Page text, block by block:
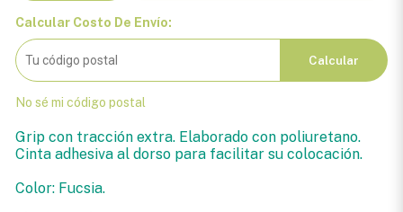
Calcular Costo De Envío:
Calcular
No sé mi código postal
Grip con tracción extra. Elaborado con poliuretano.
Cinta adhesiva al dorso para facilitar su colocación.
Color: Fucsia.